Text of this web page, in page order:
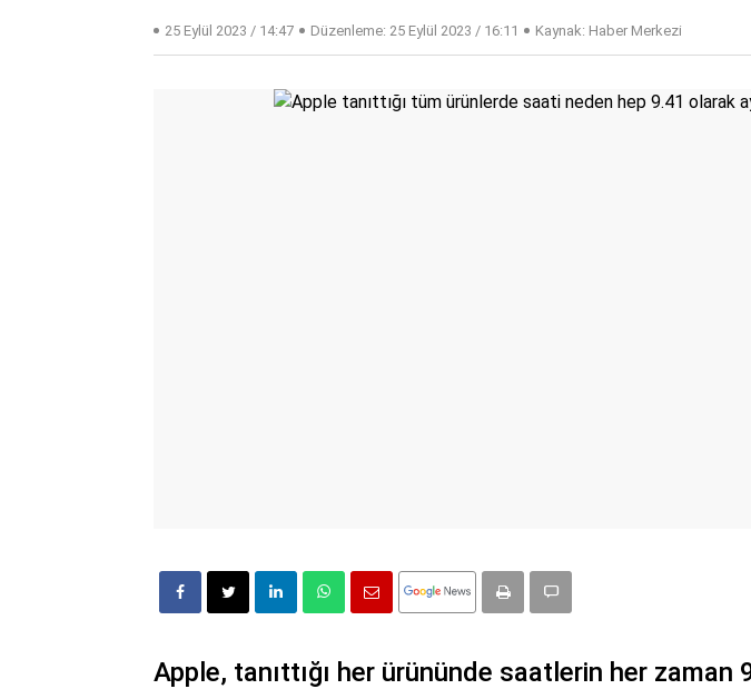
25 Eylül 2023 / 14:47 Düzenleme: 25 Eylül 2023 / 16:11 Kaynak: Haber Merkezi
Apple, tanıttığı her ürününde saatlerin her zaman